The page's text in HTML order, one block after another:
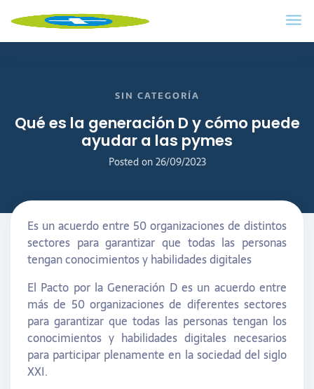
SIN CATEGORÍA
Qué es la generación D y cómo puede
ayudar a las pymes
Posted on26/09/2023
Es un acuerdo entre 50 organizaciones de distintos
sectores para garantizar que todas las personas
tengan conocimientos y habilidades digitales
El Pacto por la Generación D es un acuerdo entre
más de 50 organizaciones de diferentes sectores
para garantizar que todas las personas tengan los
conocimientos y habilidades digitales necesarios
para participar plenamente en la sociedad del siglo
XXI.